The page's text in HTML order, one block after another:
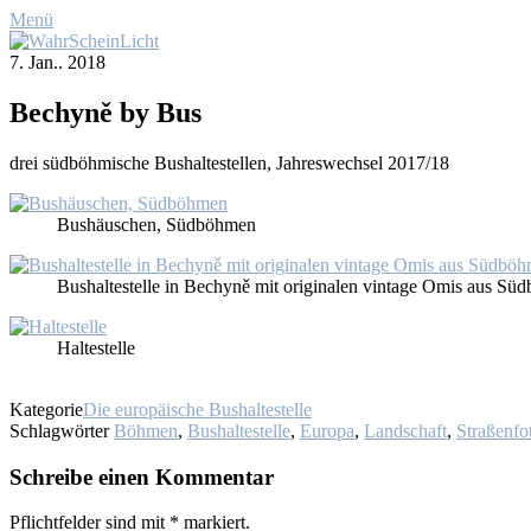
Menü
7. Jan.. 2018
Be­chyně by Bus
drei süd­böh­mi­sche Bus­hal­te­stel­len, Jah­res­wech­sel 2017/18
Bus­häus­chen, Süd­böh­men
Bus­hal­te­stel­le in Be­chyně mit ori­gi­na­len vin­ta­ge Omis aus
Hal­te­stel­le
KategorieDie europäische Bushaltestelle
Schlagwörter Böhmen, Bushaltestelle, Europa, Landschaft,
Schreibe einen Kommentar
Pflichtfelder sind mit * markiert.